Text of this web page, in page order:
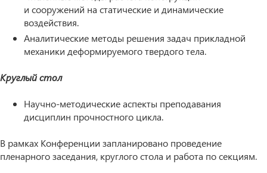
и сооружений на статические и динамические
воздействия.
Аналитические методы решения задач прикладной
механики деформируемого твердого тела.
Круглый стол
Научно-методические аспекты преподавания
дисциплин прочностного цикла.
В рамках Конференции запланировано проведение
пленарного заседания, круглого стола и работа по секциям.